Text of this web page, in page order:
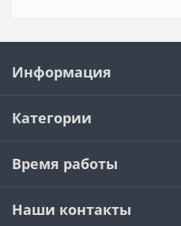
Информация
Категории
Время работы
Наши контакты